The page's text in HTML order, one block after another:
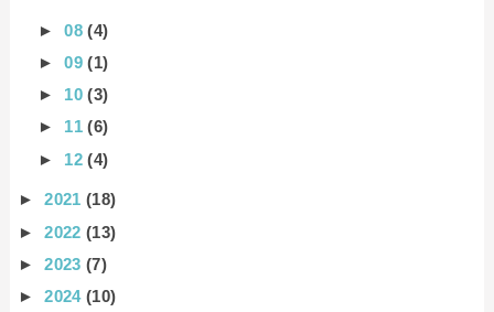
►08(4)
►09(1)
► 10(3)
► 11(6)
► 12(4)
►2021(18)
►2022(13)
►2023(7)
►2024(10)